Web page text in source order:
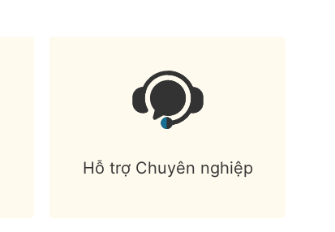
Hỗ trợ Chuyên nghiệp